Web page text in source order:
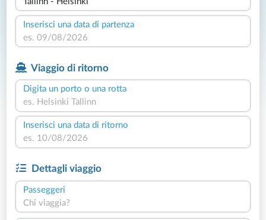
Inserisci una data di partenza
Viaggio di ritorno
Digita un porto o una rotta
Inserisci una data di ritorno
Dettagli viaggio
Passeggeri
Chi viaggia?